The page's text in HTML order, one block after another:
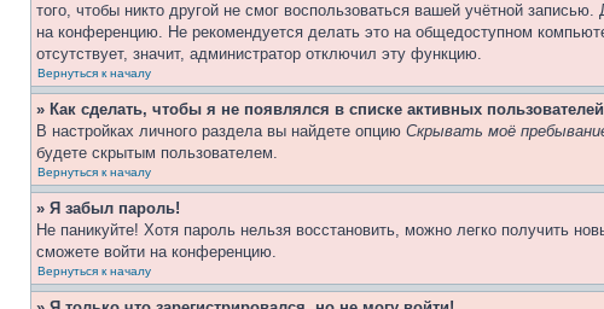
того, чтобы никто другой не смог воспользоваться вашей учётной
на конференцию. Не рекомендуется делать это на общедоступном
отсутствует, значит, администратор отключил эту функцию.
Вернуться к началу
» Как сделать, чтобы я не появлялся в списке активных
В настройках личного раздела вы найдете опцию Скрывать моё
будете скрытым пользователем.
Вернуться к началу
» Я забыл пароль!
Не паникуйте! Хотя пароль нельзя восстановить, можно легко получить
сможете войти на конференцию.
Вернуться к началу